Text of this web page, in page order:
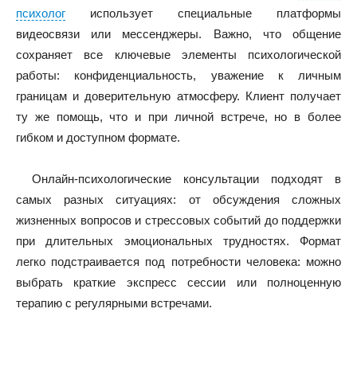
психолог использует специальные платформы
видеосвязи или мессенджеры. Важно, что общение
сохраняет все ключевые элементы психологической
работы: конфиденциальность, уважение к личным
границам и доверительную атмосферу. Клиент получает
ту же помощь, что и при личной встрече, но в более
гибком и доступном формате.
Онлайн-психологические консультации подходят в
самых разных ситуациях: от обсуждения сложных
жизненных вопросов и стрессовых событий до поддержки
при длительных эмоциональных трудностях. Формат
легко подстраивается под потребности человека: можно
выбрать краткие экспресс сессии или полноценную
терапию с регулярными встречами.